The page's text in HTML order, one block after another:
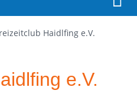
Haidlfing e.V.
e.V.